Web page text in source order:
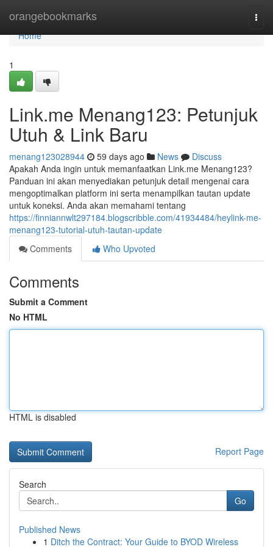
orangebookmarks
Home
Home
1
Link.me Menang123: Petunjuk
Utuh & Link Baru
menang123028944 59 days ago News
Discuss
Apakah Anda ingin untuk memanfaatkan Link.me Menang123?
Panduan ini akan menyediakan petunjuk detail mengenai cara
mengoptimalkan platform ini serta menampilkan tautan update
untuk koneksi. Anda akan memahami tentang
https://finniannwlt297184.blogscribble.com/41934484/heylink-me-
menang123-tutorial-utuh-tautan-update
Comments
Who Upvoted
Comments
Submit a Comment
No HTML
HTML is disabled
Report Page
Search
Go
Published News
1 Ditch the Contract: Your Guide to BYOD Wireless